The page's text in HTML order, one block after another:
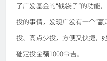
了广发基金的“钱袋子”的功能
投的事情，发现广发有一个“
投、高点少投，方便又快捷，
础定投金额1000令吉。